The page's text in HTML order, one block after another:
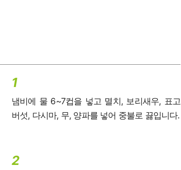
1
냄비에 물 6~7컵을 넣고 멸치, 보리새우, 표고
버섯, 다시마, 무, 양파를 넣어 중불로 끓입니다.
2